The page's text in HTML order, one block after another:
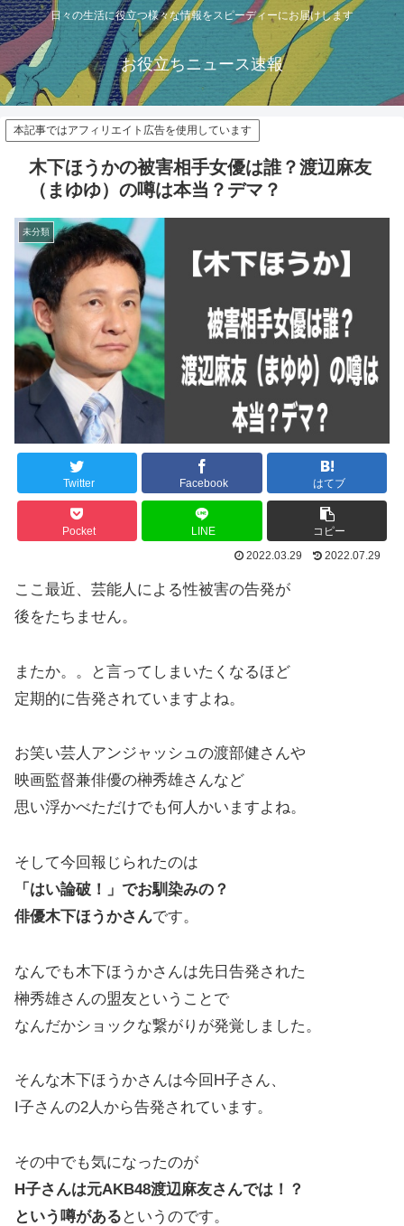
日々の生活に役立つ様々な情報をスピーディーにお届けします
お役立ちニュース速報
本記事ではアフィリエイト広告を使用しています
木下ほうかの被害相手女優は誰？渡辺麻友
（まゆゆ）の噂は本当？デマ？
未分類
Twitter Facebook はてブ
Pocket LINE
コピー
2022.03.29
2022.07.29
ここ最近、芸能人による性被害の告発が
後をたちません。
またか。。と言ってしまいたくなるほど
定期的に告発されていますよね。
お笑い芸人アンジャッシュの渡部健さんや
映画監督兼俳優の榊秀雄さんなど
思い浮かべただけでも何人かいますよね。
そして今回報じられたのは
「はい論破！」でお馴染みの？
俳優木下ほうかさんです。
なんでも木下ほうかさんは先日告発された
榊秀雄さんの盟友ということで
なんだかショックな繋がりが発覚しました。
そんな木下ほうかさんは今回H子さん、
I子さんの2人から告発されています。
その中でも気になったのが
H子さんは元AKB48渡辺麻友さんでは！？
という噂がある というのです。